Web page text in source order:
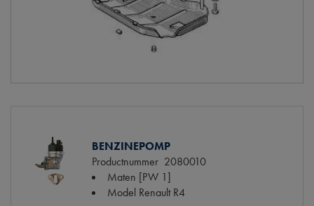
BENZINEPOMP
Productnummer 2080010
Maten [PW 1]
Model Renault R4